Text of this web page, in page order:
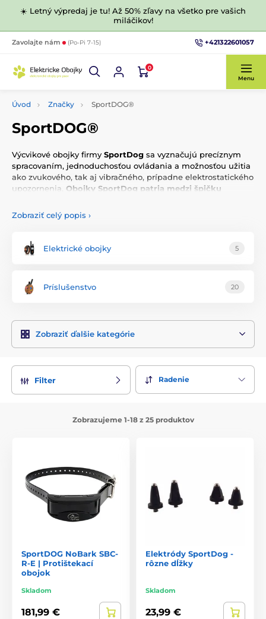
☀️ Letný výpredaj je tu! Až 50% zľavy na všetko pre vašich
miláčikov!
Zavolajte nám (Po-Pi 7-15) +421322601057
0
Menu
Úvod Značky SportDOG®
SportDOG®
Výcvikové obojky firmy SportDog sa vyznačujú precíznym
spracovaním, jednoduchosťou ovládania a možnosťou užitia
ako zvukového, tak aj vibračného, prípadne elektrostatického
upozornenia. Obojky SportDog patria medzi špičku
Protištekacie obojky
Zobraziť celý popis ›
Elektrické obojky 5
Príslušenstvo 20
Zobraziť ďalšie kategórie
Filter Radenie
Zobrazujeme 1-18 z 25 produktov
SportDOG NoBark SBC-
R-E | Protištekací
obojok
Skladom
181,99 €
Elektródy SportDog -
rôzne dĺžky
Skladom
23,99 €